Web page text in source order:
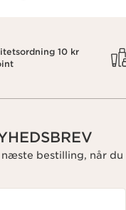
10 kr
bestilling, når du